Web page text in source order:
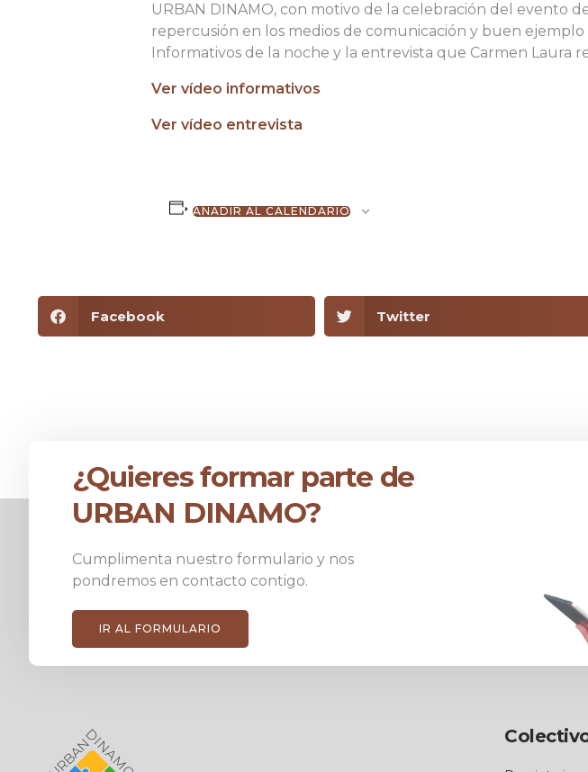
URBAN DINAMO, con motivo de la celebración del evento
repercusión en los medios de comunicación y buen ejemplo
Informativos de la noche y la entrevista que Carmen Laura
Ver vídeo informativos
Ver vídeo entrevista
AÑADIR AL CALENDARIO
Facebook Twitter
¿Quieres formar parte de
URBAN DINAMO?
Cumplimenta nuestro formulario y nos
pondremos en contacto contigo.
IR AL FORMULARIO